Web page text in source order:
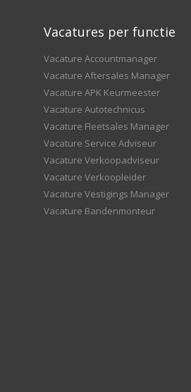
Vacatures per functie
Vacature Accountmanager
Vacature Aftersales Manager
Vacature APK Keurmeester
Vacature Autotechnicus
Vacature Fleetsales Manager
Vacature Service Adviseur
Vacature Verkoopadviseur
Vacature Verkoopleider
Vacature Vestigings Manager
Vacature Bandenmonteur